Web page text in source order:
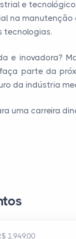
e
na
tecnologias.
e inovadora?
parte da
da indústria
uma carreira